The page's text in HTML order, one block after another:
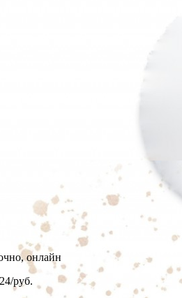
онлайн
руб.